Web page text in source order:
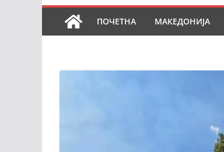
ПОЧЕТНА МАКЕДОНИЈА